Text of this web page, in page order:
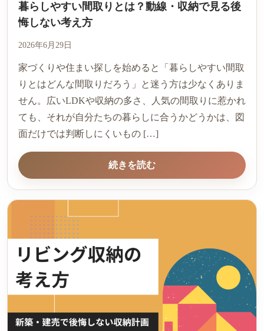
暮らしやすい間取りとは？動線・収納で見る後
悔しない考え方
2026年6月29日
家づくりや住まい探しを始めると「暮らしやすい間取
りとはどんな間取りだろう」と迷う方は少なくありま
せん。広いLDKや収納の多さ、人気の間取りに惹かれ
ても、それが自分たちの暮らしに合うかどうかは、図
面だけでは判断しにくいもの […]
続きを読む